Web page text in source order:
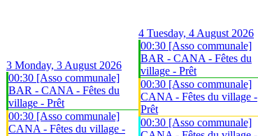
3 Monday, 3 August 2026
00:30 [Asso communale]
BAR - CANA - Fêtes du
village - Prêt
00:30 [Asso communale]
CANA - Fêtes du village -
4 Tuesday, 4 August 2026
00:30 [Asso communale]
BAR - CANA - Fêtes du
village - Prêt
00:30 [Asso communale]
CANA - Fêtes du village -
Prêt
00:30 [Asso communale]